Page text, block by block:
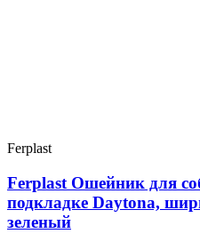
Ferplast
Ferplast Ошейник для
подкладке Daytona,
зеленый